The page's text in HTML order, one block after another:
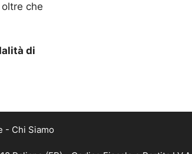
oltre che
di
- Chi Siamo